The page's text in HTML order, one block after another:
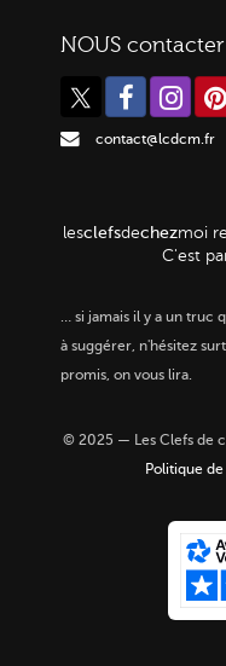
NOUS
contact@lcdcm.fr
lesclefsdechezmoi
C'est
… si jamais il y a un truc
à suggérer, n'hésitez
promis, on vous lira.
© 2025 — Les Clefs de
Politique